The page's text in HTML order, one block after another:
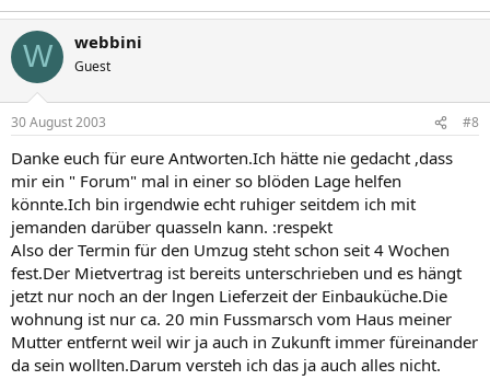
W webbini
Guest
30 August 2003 #8
Danke euch für eure Antworten.Ich hätte nie gedacht ,dass
mir ein " Forum" mal in einer so blöden Lage helfen
könnte.Ich bin irgendwie echt ruhiger seitdem ich mit
jemanden darüber quasseln kann. :respekt
Also der Termin für den Umzug steht schon seit 4 Wochen
fest.Der Mietvertrag ist bereits unterschrieben und es hängt
jetzt nur noch an der lngen Lieferzeit der Einbauküche.Die
wohnung ist nur ca. 20 min Fussmarsch vom Haus meiner
Mutter entfernt weil wir ja auch in Zukunft immer füreinander
da sein wollten.Darum versteh ich das ja auch alles nicht.